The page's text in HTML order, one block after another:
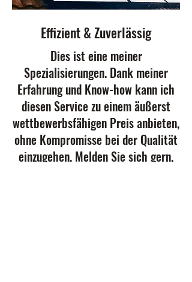
Effizient & Zuverlässig
Dies ist eine meiner
Spezialisierungen. Dank meiner
Erfahrung und Know-how kann ich
diesen Service zu einem äußerst
wettbewerbsfähigen Preis anbieten,
ohne Kompromisse bei der Qualität
einzugehen. Melden Sie sich gern,